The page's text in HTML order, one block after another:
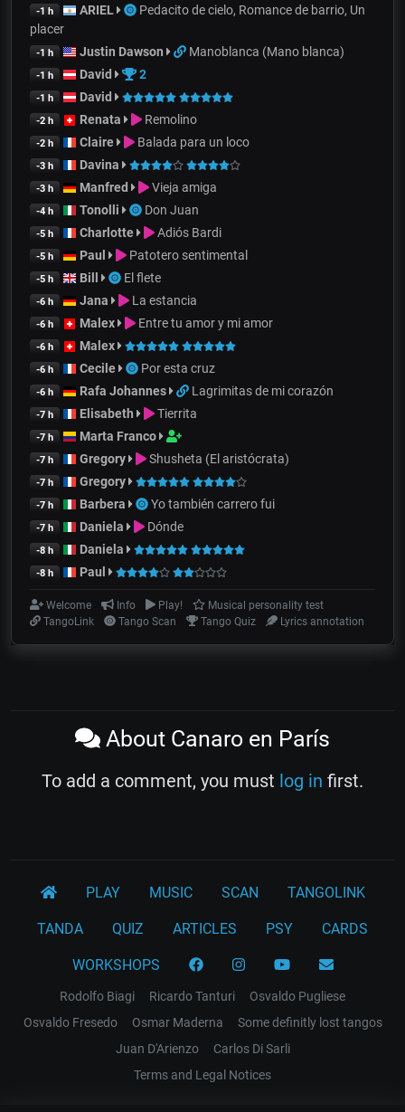
-1 h ARIEL
Pedacito de cielo, Romance de barrio, Un
placer
-1 h Justin Dawson Manoblanca (Mano blanca)
-1 h David 2
-1 h David
-2 h Renata Remolino
-2 h Claire Balada para un loco
-3 h Davina
-3 h Manfred Vieja amiga
-4 h Tonolli Don Juan
-5 h Charlotte Adiós Bardi
-5 h Paul Patotero sentimental
-5 h Bill El flete
-6 h Jana La estancia
-6 h Malex Entre tu amor y mi amor
-6 h Malex
-6 h Cecile Por esta cruz
-6 h Rafa Johannes Lagrimitas de mi corazón
-7 h Elisabeth Tierrita
-7 h Marta Franco
-7 h Gregory Shusheta (El aristócrata)
-7 h Gregory
-7 h Barbera Yo también carrero fui
-7 h Daniela Dónde
-8 h Daniela
-8 h Paul
Welcome Info Play!
Musical personality test
TangoLink
Tango Scan Tango Quiz Lyrics annotation
About Canaro en París
To add a comment, you must log in first.
PLAY MUSIC SCAN TANGOLINK
TANDA QUIZ ARTICLES PSY CARDS
WORKSHOPS
Rodolfo Biagi Ricardo Tanturi
Osvaldo Pugliese
Osvaldo Fresedo
Osmar Maderna
Some definitly lost tangos
Juan D'Arienzo
Carlos Di Sarli
Terms and Legal Notices